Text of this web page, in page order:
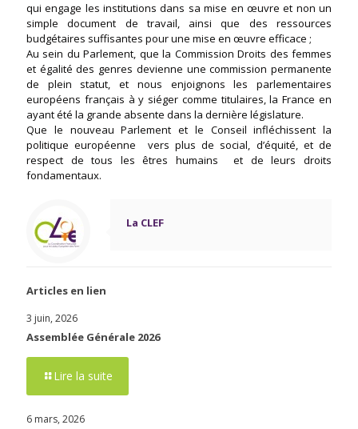
qui engage les institutions dans sa mise en œuvre et non un
simple document de travail, ainsi que des ressources
budgétaires suffisantes pour une mise en œuvre efficace ;
Au sein du Parlement, que la Commission Droits des femmes
et égalité des genres devienne une commission permanente
de plein statut, et nous enjoignons les parlementaires
européens français à y siéger comme titulaires, la France en
ayant été la grande absente dans la dernière législature.
Que le nouveau Parlement et le Conseil infléchissent la
politique européenne vers plus de social, d’équité, et de
respect de tous les êtres humains et de leurs droits
fondamentaux.
La CLEF
Articles en lien
3 juin, 2026
Assemblée Générale 2026
Lire la suite
6 mars, 2026